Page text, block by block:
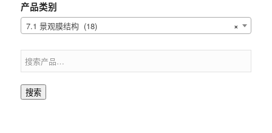
产品类别
×
7.1 景观膜结构 (18)
搜索